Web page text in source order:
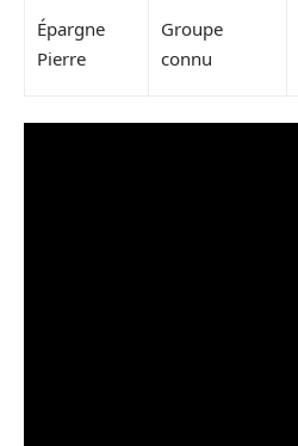
Épargne
Pierre
Groupe
connu